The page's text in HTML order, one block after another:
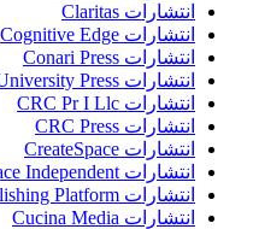
انتشارات Claritas
انتشارات Cognitive Edge
انتشارات Conari Press
انتشارات Cornell University Press
انتشارات CRC Pr I Llc
انتشارات CRC Press
انتشارات CreateSpace
انتشارات CreateSpace Independent
انتشارات CreateSpace Independent Publishing Platform
انتشارات Cucina Media